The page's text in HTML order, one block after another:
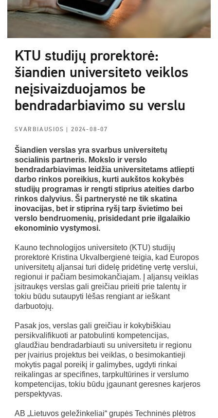
KTU studijų prorektorė:
šiandien universiteto veiklos
neįsivaizduojamos be
bendradarbiavimo su verslu
SVARBIAUSIOS| 2024-08-07
Šiandien verslas yra svarbus universitetų
socialinis partneris. Mokslo ir verslo
bendradarbiavimas leidžia universitetams atliepti
darbo rinkos poreikius, kurti aukštos kokybės
studijų programas ir rengti stiprius ateities darbo
rinkos dalyvius. Ši partnerystė ne tik skatina
inovacijas, bet ir stiprina ryšį tarp švietimo bei
verslo bendruomenių, prisidedant prie ilgalaikio
ekonominio vystymosi.
Kauno technologijos universiteto (KTU) studijų
prorektorė Kristina Ukvalbergienė teigia, kad Europos
universitetų aljansai turi didelę pridėtinę vertę verslui,
regionui ir pačiam besimokančiajam. Į aljansų veiklas
įsitraukęs verslas gali greičiau prieiti prie talentų ir
tokiu būdu sutaupyti lėšas rengiant ar ieškant
darbuotojų.
Pasak jos, verslas gali greičiau ir kokybiškiau
persikvalifikuoti ar patobulinti kompetencijas,
glaudžiau bendradarbiauti su universitetu ir regionu
per įvairius projektus bei veiklas, o besimokantieji
mokytis pagal poreikį ir galimybes, ugdyti rinkai
reikalingas ar specifines, tarpkultūrines ir verslumo
kompetencijas, tokiu būdu įgaunant geresnes karjeros
perspektyvas.
AB „Lietuvos geležinkeliai“ grupės Techninės plėtros